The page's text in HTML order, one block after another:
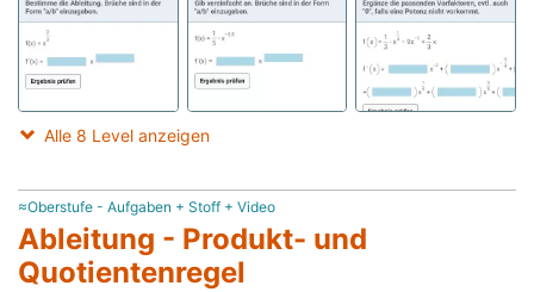
Alle 8 Level anzeigen
≈Oberstufe - Aufgaben + Stoff + Video
Ableitung - Produkt- und
Quotientenregel